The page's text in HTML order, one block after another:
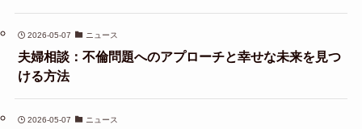
2026-05-07 ニュース
夫婦相談：不倫問題へのアプローチと幸せな未来を見つ
ける方法
2026-05-07 ニュース